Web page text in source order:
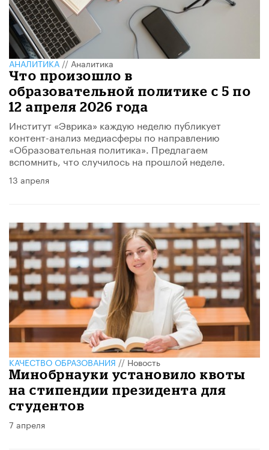
АНАЛИТИКА//Аналитика
Что произошло в
образовательной политике с 5 по
12 апреля 2026 года
Институт «Эврика» каждую неделю публикует
контент-анализ медиасферы по направлению
«Образовательная политика». Предлагаем
вспомнить, что случилось на прошлой неделе.
13 апреля
КАЧЕСТВО ОБРАЗОВАНИЯ//Новость
Минобрнауки установило квоты
на стипендии президента для
студентов
7 апреля